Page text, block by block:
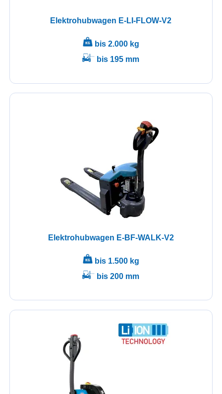
Elektrohubwagen E-LI-FLOW-V2
bis 2.000 kg
bis 195 mm
Elektrohubwagen E-BF-WALK-V2
bis 1.500 kg
bis 200 mm